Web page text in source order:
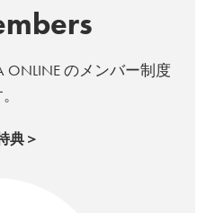
ONLINE のメンバー制度
典＞